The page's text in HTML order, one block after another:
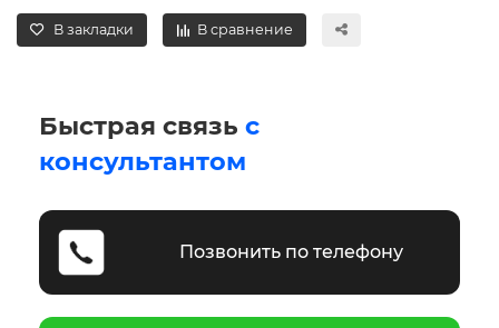
В закладки В сравнение
Быстрая связь с
консультантом
Позвонить по телефону